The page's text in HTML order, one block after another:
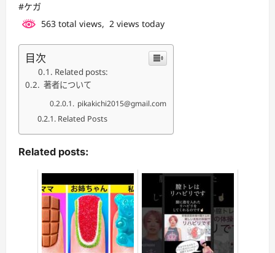
#ケガ
563 total views, 2 views today
目次
Related posts:
著者について
pikakichi2015@gmail.com
Related Posts
Related posts: